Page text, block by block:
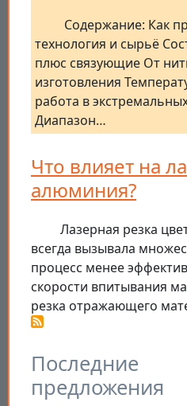
Последние
предложения
Содержание: Как
технология и сырьё
плюс связующие От
изготовления
работа в
Диапазон…
Что влияет на
алюминия?
Лазерная резка
всегда вызывала
процесс менее
скорости впитывания
резка отражающего